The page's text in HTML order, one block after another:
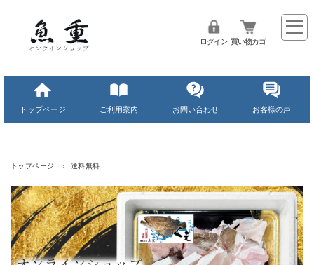
ログイン 買い物カゴ
トップページ ご利用案内 お問い合わせ お客様の声
トップページ 送料無料